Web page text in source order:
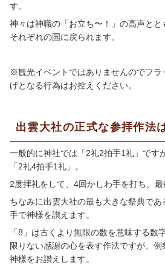
す。
神々は神職の「お立ち〜！」の高声とと
それぞれの国に戻られます。
※観光イベントではありませんのでフラ
げとなる行為はお控えください。
出雲大社の正式な参拝作法
一般的に神社では「2礼2拍手1礼」です
「2礼4拍手1礼」。
2度拝礼をして、 4回かしわ手を打ち、最
ちなみに出雲大社の最も大きな祭典であ
手で神様を讃えます。
「8 」は古くより無限の数を意味する数
限りない感謝の心を表す作法ですが、
神様をお讃えします。